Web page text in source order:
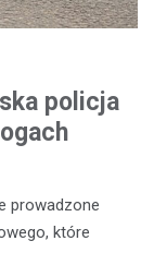
policja
prowadzone
które